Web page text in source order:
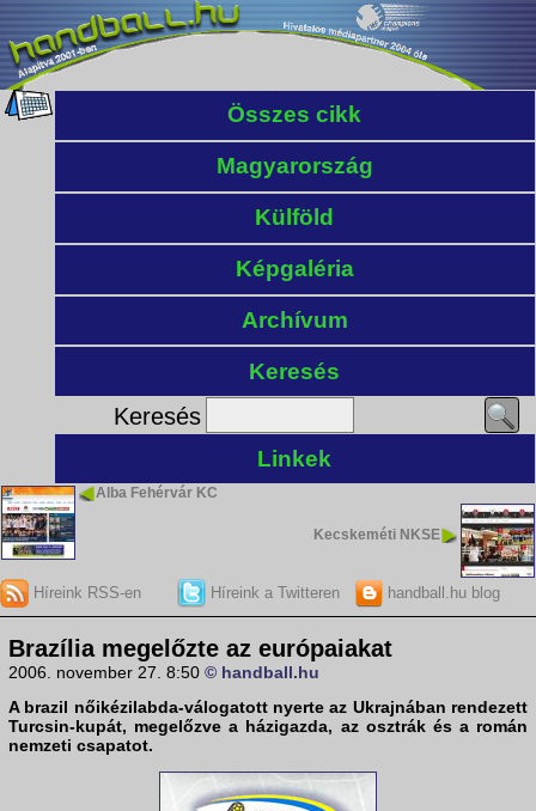
Összes cikk
Magyarország
Külföld
Képgaléria
Archívum
Keresés
Keresés
Linkek
Alba Fehérvár KC
Kecskeméti NKSE
Híreink RSS-en Híreink a Twitteren handball.hu blog
Brazília megelőzte az európaiakat
2006. november 27. 8:50 © handball.hu
A brazil nőikézilabda-válogatott nyerte az Ukrajnában rendezett
Turcsin-kupát, megelőzve a házigazda, az osztrák és a román
nemzeti csapatot.